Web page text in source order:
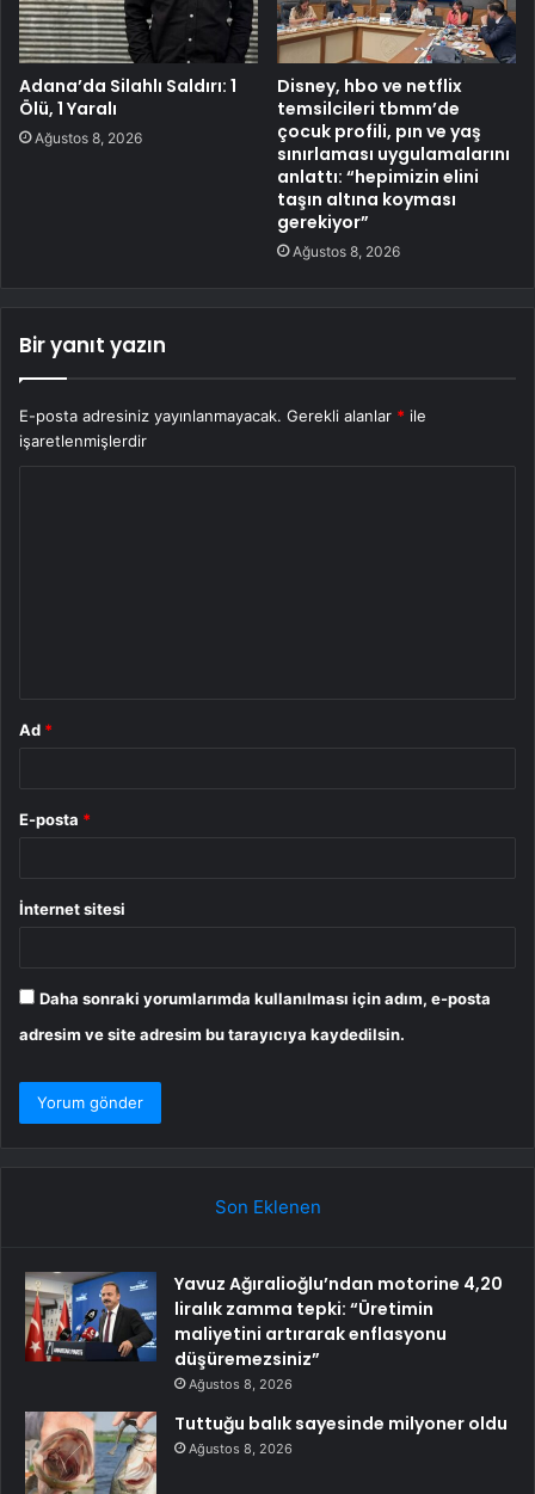
Adana’da Silahlı Saldırı: 1
Ölü, 1 Yaralı
Ağustos 8, 2026
Disney, hbo ve netflix
temsilcileri tbmm’de
çocuk profili, pın ve yaş
sınırlaması uygulamalarını
anlattı: “hepimizin elini
taşın altına koyması
gerekiyor”
Ağustos 8, 2026
Bir yanıt yazın
E-posta adresiniz yayınlanmayacak. Gerekli alanlar * ile
işaretlenmişlerdir
Ad *
E-posta *
İnternet sitesi
Daha sonraki yorumlarımda kullanılması için adım, e-posta
adresim ve site adresim bu tarayıcıya kaydedilsin.
Son Eklenen
Yavuz Ağıralioğlu’ndan motorine 4,20
liralık zamma tepki: “Üretimin
maliyetini artırarak enflasyonu
düşüremezsiniz”
Ağustos 8, 2026
Tuttuğu balık sayesinde milyoner oldu
Ağustos 8, 2026